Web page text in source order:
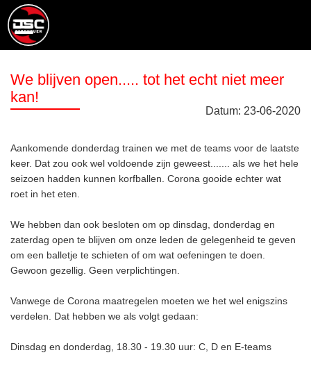
We blijven open..... tot het echt niet meer
kan!
Datum: 23-06-2020
Aankomende donderdag trainen we met de teams voor de laatste
keer. Dat zou ook wel voldoende zijn geweest....... als we het hele
seizoen hadden kunnen korfballen. Corona gooide echter wat
roet in het eten.
We hebben dan ook besloten om op dinsdag, donderdag en
zaterdag open te blijven om onze leden de gelegenheid te geven
om een balletje te schieten of om wat oefeningen te doen.
Gewoon gezellig. Geen verplichtingen.
Vanwege de Corona maatregelen moeten we het wel enigszins
verdelen. Dat hebben we als volgt gedaan:
Dinsdag en donderdag, 18.30 - 19.30 uur: C, D en E-teams